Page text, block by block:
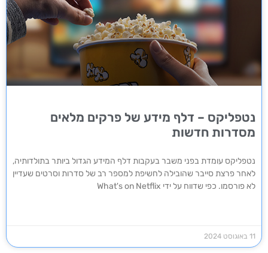
נטפליקס – דלף מידע של פרקים מלאים
מסדרות חדשות
נטפליקס עומדת בפני משבר בעקבות דלף המידע הגדול ביותר בתולדותיה,
לאחר פרצת סייבר שהובילה לחשיפת למספר רב של סדרות וסרטים שעדיין
לא פורסמו. כפי שדווח על ידי What's on Netflix
11 באוגוסט 2024